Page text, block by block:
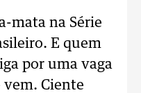
mata na Série
E quem
por uma vaga
vem. Ciente